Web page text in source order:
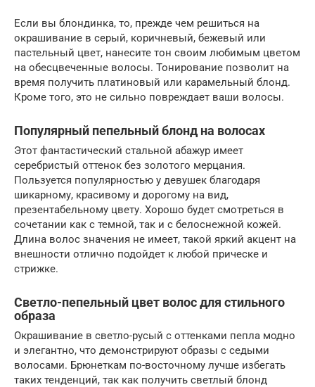
Если вы блондинка, то, прежде чем решиться на
окрашивание в серый, коричневый, бежевый или
пастельный цвет, нанесите тон своим любимым цветом
на обесцвеченные волосы. Тонирование позволит на
время получить платиновый или карамельный блонд.
Кроме того, это не сильно повреждает ваши волосы.
Популярный пепельный блонд на волосах
Этот фантастический стальной абажур имеет
серебристый оттенок без золотого мерцания.
Пользуется популярностью у девушек благодаря
шикарному, красивому и дорогому на вид,
презентабельному цвету. Хорошо будет смотреться в
сочетании как с темной, так и с белоснежной кожей.
Длина волос значения не имеет, такой яркий акцент на
внешности отлично подойдет к любой прическе и
стрижке.
Светло-пепельный цвет волос для стильного
образа
Окрашивание в светло-русый с оттенками пепла модно
и элегантно, что демонстрируют образы с седыми
волосами. Брюнеткам по-восточному лучше избегать
таких тенденций, так как получить светлый блонд